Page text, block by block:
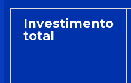
Investimento
total